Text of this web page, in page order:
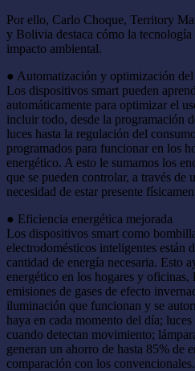
Por ello, Carlo Choque, Territory
y Bolivia destaca cómo la tecnología
impacto ambiental.
● Automatización y optimización
Los dispositivos smart pueden
automáticamente para optimizar el
incluir todo, desde la programación
luces hasta la regulación del
programados para funcionar en los
energético. A esto le sumamos los
que se pueden controlar, a través de
necesidad de estar presente
● Eficiencia energética mejorada
Los dispositivos smart como
electrodomésticos inteligentes están
cantidad de energía necesaria. Esto
energético en los hogares y
emisiones de gases de efecto
iluminación que funcionan y se
haya en cada momento del día;
cuando detectan movimiento;
generan un ahorro de hasta 85% de
comparación con los convencionales.